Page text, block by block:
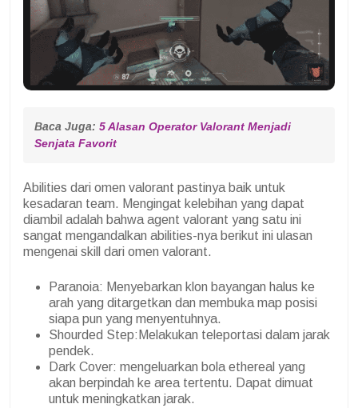
Baca Juga: 5 Alasan Operator Valorant Menjadi
Senjata Favorit
Abilities dari omen valorant pastinya baik untuk
kesadaran team. Mengingat kelebihan yang dapat
diambil adalah bahwa agent valorant yang satu ini
sangat mengandalkan abilities-nya berikut ini ulasan
mengenai skill dari omen valorant.
Paranoia: Menyebarkan klon bayangan halus ke
arah yang ditargetkan dan membuka map posisi
siapa pun yang menyentuhnya.
Shourded Step:Melakukan teleportasi dalam jarak
pendek.
Dark Cover: mengeluarkan bola ethereal yang
akan berpindah ke area tertentu. Dapat dimuat
untuk meningkatkan jarak.